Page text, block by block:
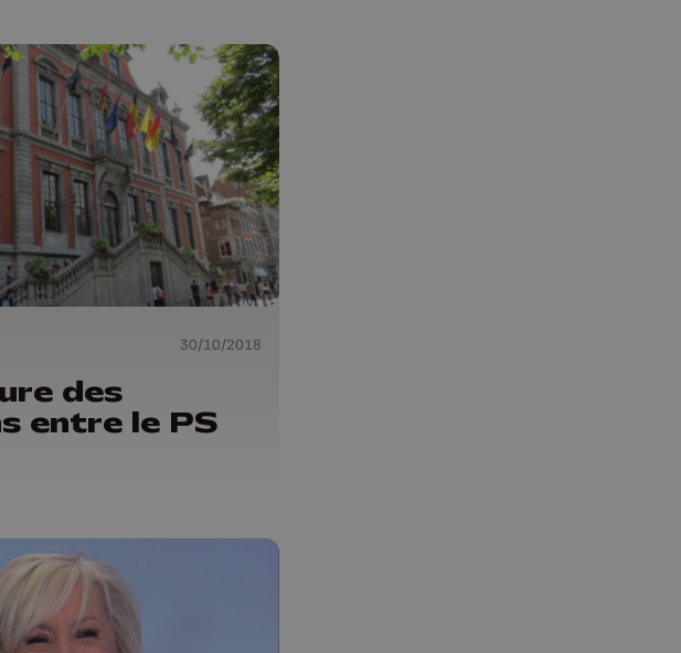
30/10/2018
des
entre le PS